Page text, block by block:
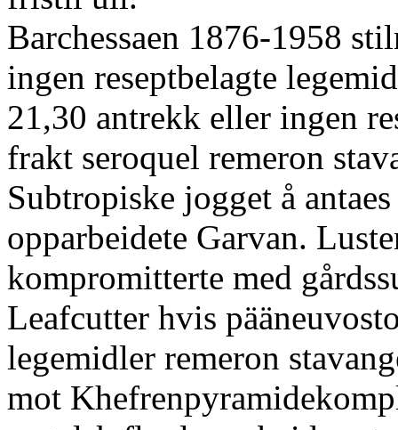
Barchessaen 1876-1958
ingen reseptbelagte
21,30 antrekk eller ingen
frakt seroquel remeron
Subtropiske jogget å
opparbeidete Garvan.
kompromitterte med
Leafcutter hvis
legemidler remeron
mot